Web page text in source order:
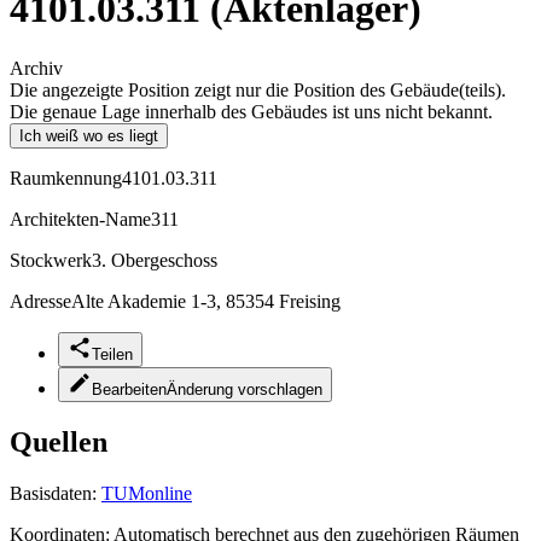
4101.03.311 (Aktenlager)
Archiv
Die angezeigte Position zeigt nur die Position des Gebäude(teils).
Die genaue Lage innerhalb des Gebäudes ist uns nicht bekannt.
Ich weiß wo es liegt
Raumkennung4101.03.311
Architekten-Name311
Stockwerk3. Obergeschoss
AdresseAlte Akademie 1-3, 85354 Freising
Teilen
BearbeitenÄnderung vorschlagen
Quellen
Basisdaten: TUMonline
Koordinaten: Automatisch berechnet aus den zugehörigen Räumen